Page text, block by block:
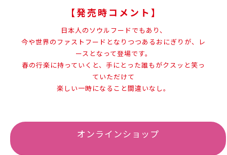
【発売時コメント】
日本人のソウルフードでもあり、
今や世界のファストフードとなりつつあるおにぎりが、レ
ースとなって登場です。
春の行楽に持っていくと、手にとった誰もがクスッと笑っ
ていただけて
楽しい一時になること間違いなし。
オンラインショップ